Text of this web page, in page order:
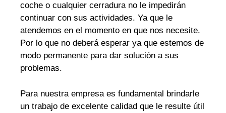
coche o cualquier cerradura no le impedirán
continuar con sus actividades. Ya que le
atendemos en el momento en que nos necesite.
Por lo que no deberá esperar ya que estemos de
modo permanente para dar solución a sus
problemas.
Para nuestra empresa es fundamental brindarle
un trabajo de excelente calidad que le resulte útil